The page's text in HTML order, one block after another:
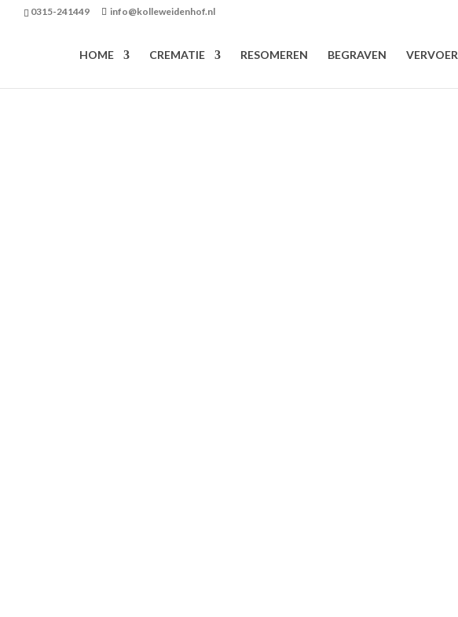
0315-241449 info@kolleweidenhof.nl
HOME CREMATIE RESOMEREN BEGRAVEN VERVOER